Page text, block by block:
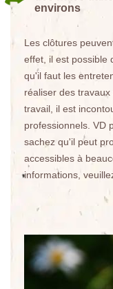
environs
Les clôtures
effet, il est possible
qu'il faut les
réaliser des
travail, il est
professionnels. VD
sachez qu'il peut
accessibles à
informations,